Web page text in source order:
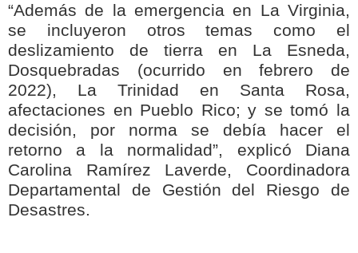
“Además de la emergencia en La Virginia,
se incluyeron otros temas como el
deslizamiento de tierra en La Esneda,
Dosquebradas (ocurrido en febrero de
2022), La Trinidad en Santa Rosa,
afectaciones en Pueblo Rico; y se tomó la
decisión, por norma se debía hacer el
retorno a la normalidad”, explicó Diana
Carolina Ramírez Laverde, Coordinadora
Departamental de Gestión del Riesgo de
Desastres.